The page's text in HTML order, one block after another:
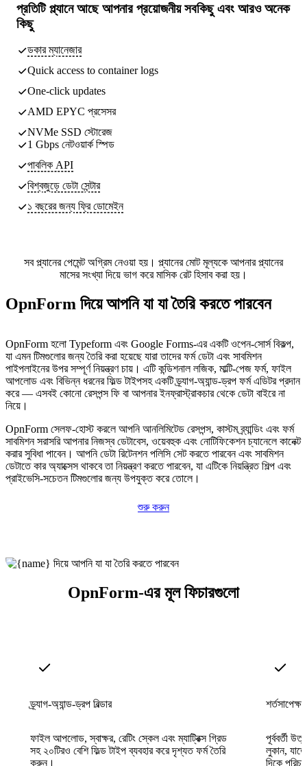
প্রতিটি প্ল্যানে আছেআপনার প্রয়োজনীয় সবকিছুএবং আরও অনেক
কিছু
ডকার ম্যানেজার
Quick access to container logs
One-click updates
AMD EPYC প্রসেসর
NVMe SSD স্টোরেজ
1 Gbps নেটওয়ার্ক স্পিড
পাবলিক API
বিশ্বজুড়ে ডেটা সেন্টার
১ বছরের জন্য ফ্রি ডোমেইন
সব প্ল্যানের পেমেন্ট অগ্রিম নেওয়া হয়। প্ল্যানের মোট মূল্যকে আপনার প্ল্যানের
মাসের সংখ্যা দিয়ে ভাগ করে মাসিক রেট হিসাব করা হয়।
OpnForm দিয়ে আপনি যা যা তৈরি করতে পারবেন
OpnForm হলো Typeform এবং Google Forms-এর একটি ওপেন-সোর্স বিকল্প,
যা এমন টিমগুলোর জন্য তৈরি করা হয়েছে যারা তাদের ফর্ম ডেটা এবং সাবমিশন
পাইপলাইনের উপর সম্পূর্ণ নিয়ন্ত্রণ চায়। এটি কন্ডিশনাল লজিক, মাল্টি-পেজ ফর্ম, ফাইল
আপলোড এবং বিভিন্ন ধরনের ফিল্ড টাইপসহ একটি ড্র্যাগ-অ্যান্ড-ড্রপ ফর্ম এডিটর প্রদান
করে — এসবই কোনো রেসপন্স ফি বা আপনার ইনফ্রাস্ট্রাকচার থেকে ডেটা বাইরে না
নিয়ে।
OpnForm সেলফ-হোস্ট করলে আপনি আনলিমিটেড রেসপন্স, কাস্টম ব্র্যান্ডিং এবং ফর্ম
সাবমিশন সরাসরি আপনার নিজস্ব ডেটাবেস, ওয়েবহুক এবং নোটিফিকেশন চ্যানেলে কানেক্ট
করার সুবিধা পাবেন। আপনি ডেটা রিটেনশন পলিসি সেট করতে পারবেন এবং সাবমিশন
ডেটাতে কার অ্যাক্সেস থাকবে তা নিয়ন্ত্রণ করতে পারবেন, যা এটিকে নিয়ন্ত্রিত শিল্প এবং
প্রাইভেসি-সচেতন টিমগুলোর জন্য উপযুক্ত করে তোলে।
শুরু করুন
OpnForm-এর মূল ফিচারগুলো
ড্র্যাগ-অ্যান্ড-ড্রপ বিল্ডার
ফাইল আপলোড, স্বাক্ষর, রেটিং স্কেল এবং ম্যাট্রিক্স গ্রিড
সহ ২০টিরও বেশি ফিল্ড টাইপ ব্যবহার করে দৃশ্যত ফর্ম তৈরি
করুন।
শর্তসাপেক্ষ
পূর্ববর্তী
লুকান,
দিকে